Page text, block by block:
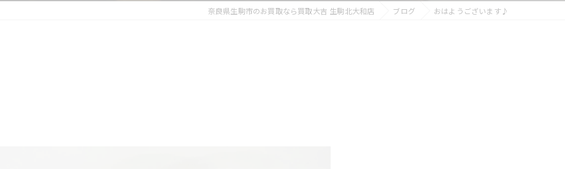
奈良県生駒市のお買取なら買取大吉 生駒北大和店 ブログ おはようございます♪